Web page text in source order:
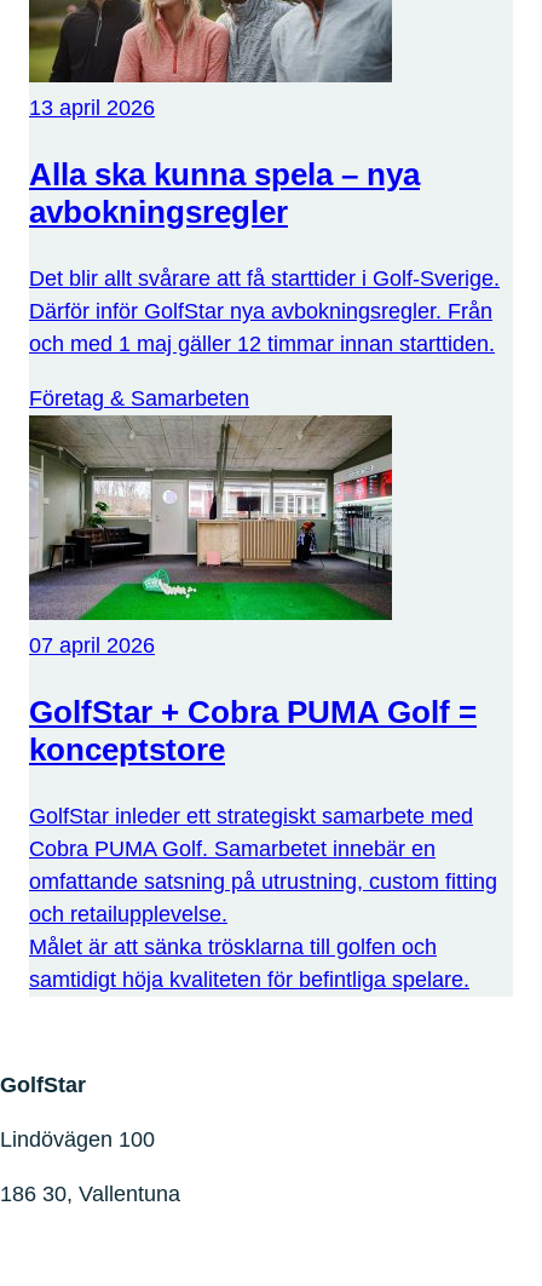
13 april 2026
Alla ska kunna spela – nya
avbokningsregler
Det blir allt svårare att få starttider i Golf-Sverige.
Därför inför GolfStar nya avbokningsregler. Från
och med 1 maj gäller 12 timmar innan starttiden.
Företag & Samarbeten
07 april 2026
GolfStar + Cobra PUMA Golf =
konceptstore
GolfStar inleder ett strategiskt samarbete med
Cobra PUMA Golf. Samarbetet innebär en
omfattande satsning på utrustning, custom fitting
och retailupplevelse.
Målet är att sänka trösklarna till golfen och
samtidigt höja kvaliteten för befintliga spelare.
GolfStar
Lindövägen 100
186 30, Vallentuna